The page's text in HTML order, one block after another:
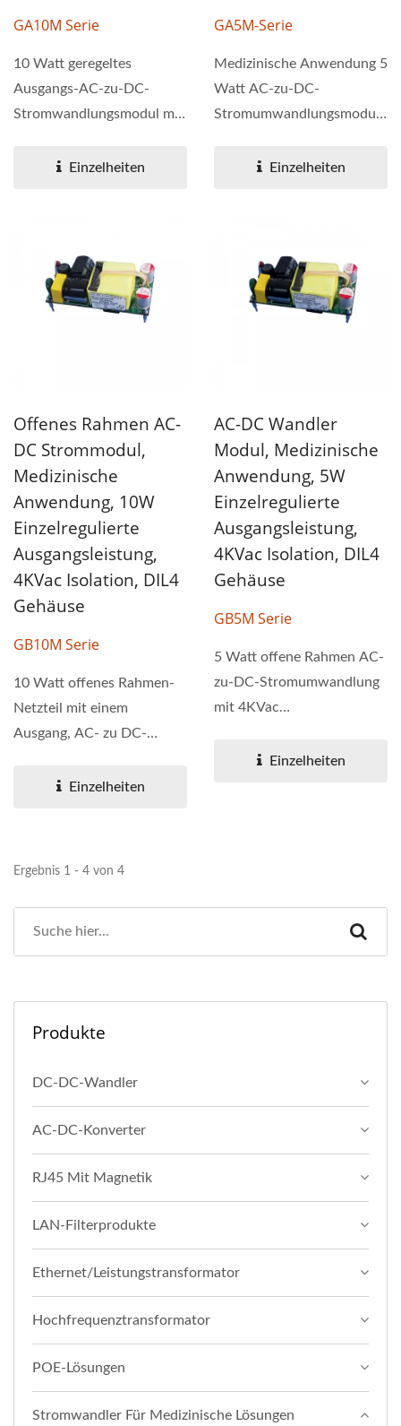
GA10M Serie
10 Watt geregeltes
Ausgangs-AC-zu-DC-
Stromwandlungsmodul mit
und universeller...
Einzelheiten
GA5M-Serie
Medizinische Anwendung 5
Watt AC-zu-DC-
Stromumwandlungsmodul
Isolationsspannung und
Einzelheiten
Offenes Rahmen AC-
DC Strommodul,
Medizinische
Anwendung, 10W
Einzelregulierte
Ausgangsleistung,
4KVac Isolation, DIL4
Gehäuse
GB10M Serie
10 Watt offenes Rahmen-
Netzteil mit einem
Ausgang, AC- zu DC-
Isolationsspannung...
Einzelheiten
AC-DC Wandler
Modul, Medizinische
Anwendung, 5W
Einzelregulierte
Ausgangsleistung,
4KVac Isolation, DIL4
Gehäuse
GB5M Serie
5 Watt offene Rahmen AC-
zu-DC-Stromumwandlung
mit 4KVac
universeller...Einzelheiten
Ergebnis 1 - 4 von 4
Produkte
DC-DC-Wandler
AC-DC-Konverter
RJ45 Mit Magnetik
LAN-Filterprodukte
Ethernet/Leistungstransformator
Hochfrequenztransformator
POE-Lösungen
Stromwandler Für Medizinische Lösungen